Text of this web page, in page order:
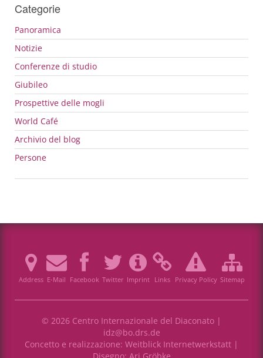
Categorie
Panoramica
Notizie
Conferenze di studio
Giubileo
Prospettive delle mogli
World Café
Archivio del blog
Persone
Address E-Mail Facebook Twitter Imprint Links Privacy Policy Sitemap
© 2026 Centro Internazionale del Diaconato |
idz@bo.drs.de
Concetto e realizzazione: Weitblick Internetwerkstatt |